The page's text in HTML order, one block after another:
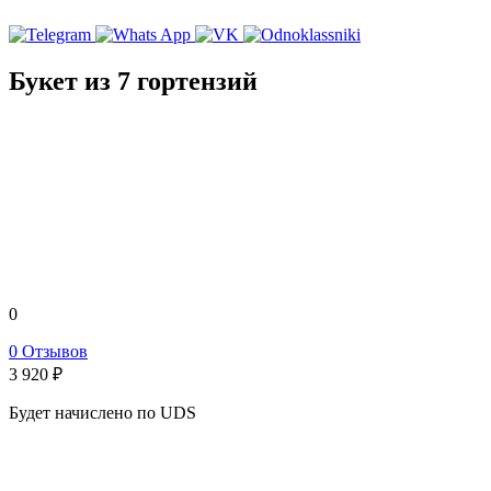
Букет из 7 гортензий
0
0 Отзывов
3 920 ₽
Будет начислено по UDS